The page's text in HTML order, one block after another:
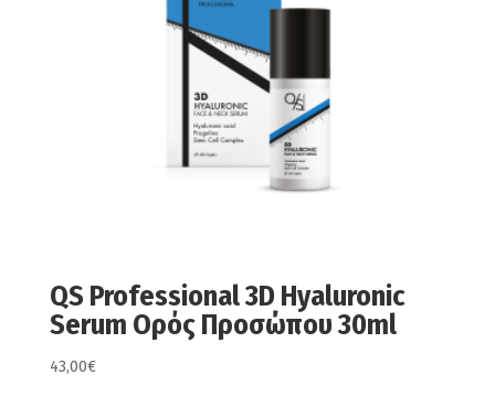
QS Professional 3D Hyaluronic
Serum Ορός Προσώπου 30ml
43,00€